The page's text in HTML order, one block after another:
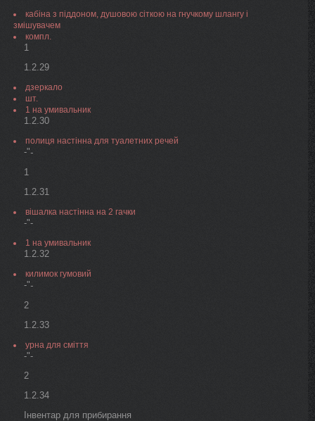
кабіна з піддоном, душовою сіткою на гнучкому шлангу і
змішувачем
компл.
1
1.2.29
дзеркало
шт.
1 на умивальник
1.2.30
полиця настінна для туалетних речей
-"-
1
1.2.31
вішалка настінна на 2 гачки
-"-
1 на умивальник
1.2.32
килимок гумовий
-"-
2
1.2.33
урна для сміття
-"-
2
1.2.34
Інвентар для прибирання